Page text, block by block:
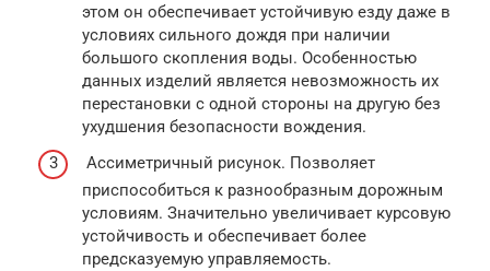
этом он обеспечивает устойчивую езду даже в
условиях сильного дождя при наличии
большого скопления воды. Особенностью
данных изделий является невозможность их
перестановки с одной стороны на другую без
ухудшения безопасности вождения.
Ассиметричный рисунок. Позволяет
приспособиться к разнообразным дорожным
условиям. Значительно увеличивает курсовую
устойчивость и обеспечивает более
предсказуемую управляемость.